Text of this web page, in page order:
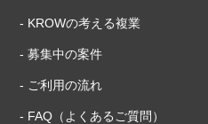
- KROWの考える複業
- 募集中の案件
- ご利用の流れ
- FAQ（よくあるご質問）